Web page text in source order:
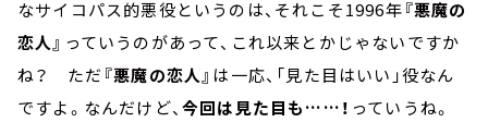
なサイコパス的悪役というのは、それこそ1996年『悪魔の
恋人』 っていうのがあって、これ以来とかじゃないですか
ね？ ただ 『悪魔の恋人』 は一応、「見た目はいい」役なん
ですよ。なんだけど、今回は見た目も……！ っていうね。